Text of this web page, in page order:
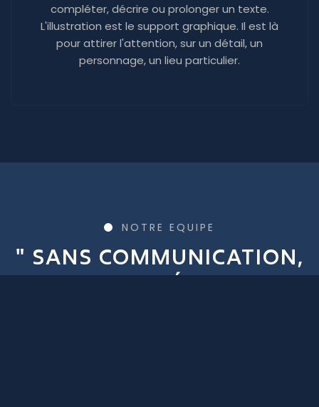
compléter, décrire ou prolonger un texte.
L'illustration est le support graphique. Il est là
pour attirer l'attention, sur un détail, un
personnage, un lieu particulier.
NOTRE EQUIPE
" SANS COMMUNICATION,
L'HOMME DÉCADE ET